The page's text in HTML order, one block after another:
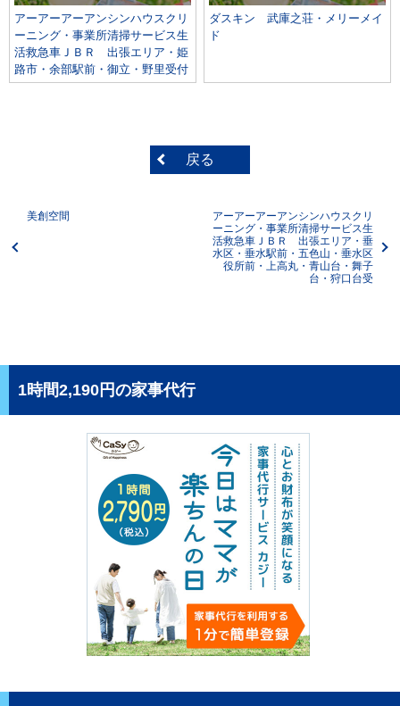
アーアーアーアンシンハウスクリ
ーニング・事業所清掃サービス生
活救急車ＪＢＲ 出張エリア・姫
路市・余部駅前・御立・野里受付
ダスキン 武庫之荘・メリーメイ
ド
戻る
美創空間
アーアーアーアンシンハウスクリ
ーニング・事業所清掃サービス生
活救急車ＪＢＲ 出張エリア・垂
水区・垂水駅前・五色山・垂水区
役所前・上高丸・青山台・舞子
台・狩口台受
1時間2,190円の家事代行